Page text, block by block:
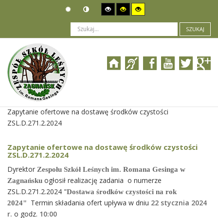
SZUKAJ
Jesteś tutaj: Zamówienia publiczne
Wszczęcie postępowania
Zapytanie ofertowe na dostawę środków czystości
ZSL.D.271.2.2024
Zapytanie ofertowe na dostawę środków czystości
ZSL.D.271.2.2024
Dyrektor Zespołu Szkół Leśnych im. Romana Gesinga w
Zagnańsku ogłosił realizację zadania o numerze
ZSL.D.271.2.2024 "Dostawa środków czystości na rok
2024"
Termin składania ofert upływa w dniu 22 stycznia 2024
r. o godz. 10:00